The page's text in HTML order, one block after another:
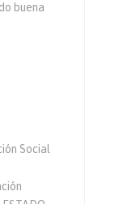
buena
Social